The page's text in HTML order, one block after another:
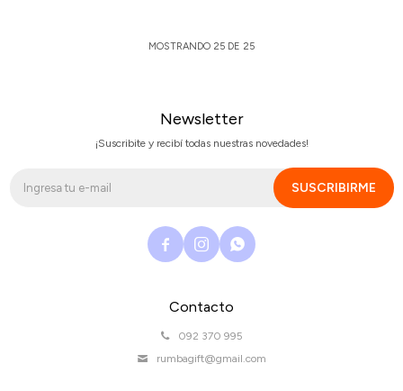
MOSTRANDO 25 DE 25
Contacto
092 370 995
rumbagift@gmail.com
Newsletter
¡Suscribite y recibí todas nuestras novedades!
SUSCRIBIRME
  